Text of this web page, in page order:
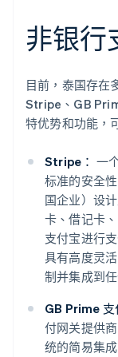
非银行
目前，泰国存在
Stripe、GB
特优势和功能，
Stripe： 一
标准的安全
国企业）设
卡、借记卡
支付宝进行
具有高度灵
制并集成到
GB Prime 支
付网关提供
统的简易集